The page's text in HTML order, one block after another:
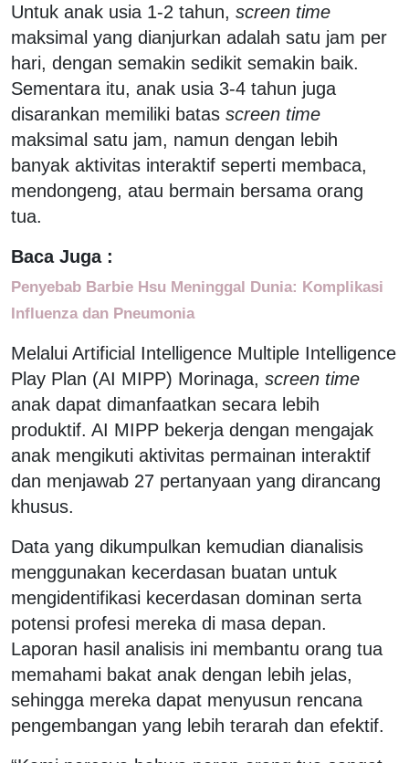
Untuk anak usia 1-2 tahun, screen time
maksimal yang dianjurkan adalah satu jam per
hari, dengan semakin sedikit semakin baik.
Sementara itu, anak usia 3-4 tahun juga
disarankan memiliki batas screen time
maksimal satu jam, namun dengan lebih
banyak aktivitas interaktif seperti membaca,
mendongeng, atau bermain bersama orang
tua.
Baca Juga :
Penyebab Barbie Hsu Meninggal Dunia: Komplikasi
Influenza dan Pneumonia
Melalui Artificial Intelligence Multiple Intelligence
Play Plan (AI MIPP) Morinaga, screen time
anak dapat dimanfaatkan secara lebih
produktif. AI MIPP bekerja dengan mengajak
anak mengikuti aktivitas permainan interaktif
dan menjawab 27 pertanyaan yang dirancang
khusus.
Data yang dikumpulkan kemudian dianalisis
menggunakan kecerdasan buatan untuk
mengidentifikasi kecerdasan dominan serta
potensi profesi mereka di masa depan.
Laporan hasil analisis ini membantu orang tua
memahami bakat anak dengan lebih jelas,
sehingga mereka dapat menyusun rencana
pengembangan yang lebih terarah dan efektif.